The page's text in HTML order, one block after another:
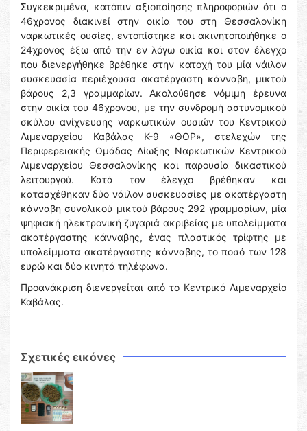
Συγκεκριμένα, κατόπιν αξιοποίησης πληροφοριών ότι ο
46χρονος διακινεί στην οικία του στη Θεσσαλονίκη
ναρκωτικές ουσίες, εντοπίστηκε και ακινητοποιήθηκε ο
24χρονος έξω από την εν λόγω οικία και στον έλεγχο
που διενεργήθηκε βρέθηκε στην κατοχή του μία νάιλον
συσκευασία περιέχουσα ακατέργαστη κάνναβη, μικτού
βάρους 2,3 γραμμαρίων. Ακολούθησε νόμιμη έρευνα
στην οικία του 46χρονου, με την συνδρομή αστυνομικού
σκύλου ανίχνευσης ναρκωτικών ουσιών του Κεντρικού
Λιμεναρχείου Καβάλας Κ-9 «ΘΟΡ», στελεχών της
Περιφερειακής Ομάδας Δίωξης Ναρκωτικών Κεντρικού
Λιμεναρχείου Θεσσαλονίκης και παρουσία δικαστικού
λειτουργού. Κατά τον έλεγχο βρέθηκαν και
κατασχέθηκαν δύο νάιλον συσκευασίες με ακατέργαστη
κάνναβη συνολικού μικτού βάρους 292 γραμμαρίων, μία
ψηφιακή ηλεκτρονική ζυγαριά ακριβείας με υπολείμματα
ακατέργαστης κάνναβης, ένας πλαστικός τρίφτης με
υπολείμματα ακατέργαστης κάνναβης, το ποσό των 128
ευρώ και δύο κινητά τηλέφωνα.
Προανάκριση διενεργείται από το Κεντρικό Λιμεναρχείο
Καβάλας.
Σχετικές εικόνες